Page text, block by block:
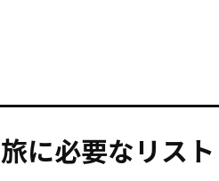
旅に必要なリスト